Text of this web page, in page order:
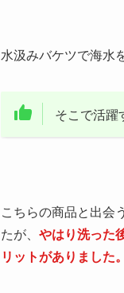
水汲みバケツで海水
そこで活躍
こちらの商品と出会
たが、 やはり洗った
リットがありました。